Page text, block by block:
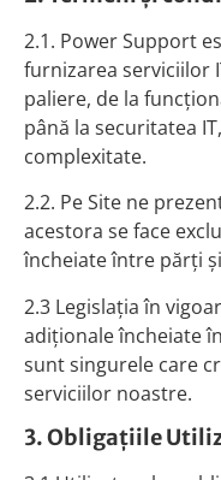
2.1. Power Support
furnizarea serviciilor
paliere, de la
până la securitatea
complexitate.
2.2. Pe Site ne
acestora se face
încheiate între părţi
2.3 Legislaţia în
adiţionale încheiate
sunt singurele care
serviciilor noastre.
3. Obligaţiile